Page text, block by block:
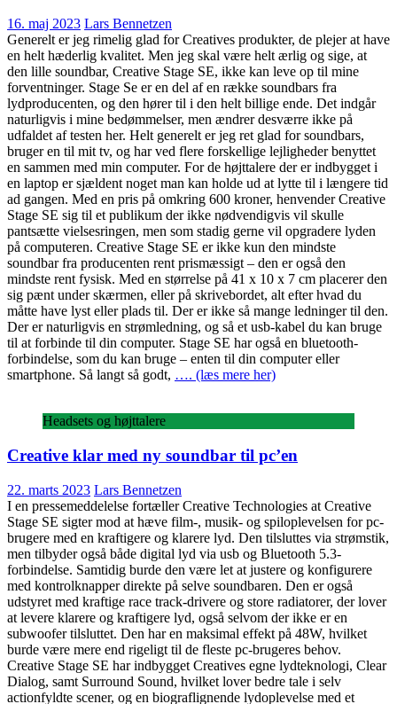
16. maj 2023 Lars Bennetzen
Generelt er jeg rimelig glad for Creatives produkter, de plejer at have
en helt hæderlig kvalitet. Men jeg skal være helt ærlig og sige, at
den lille soundbar, Creative Stage SE, ikke kan leve op til mine
forventninger. Stage Se er en del af en række soundbars fra
lydproducenten, og den hører til i den helt billige ende. Det indgår
naturligvis i mine bedømmelser, men ændrer desværre ikke på
udfaldet af testen her. Helt generelt er jeg ret glad for soundbars,
bruger en til mit tv, og har ved flere forskellige lejligheder benyttet
en sammen med min computer. For de højttalere der er indbygget i
en laptop er sjældent noget man kan holde ud at lytte til i længere tid
ad gangen. Med en pris på omkring 600 kroner, henvender Creative
Stage SE sig til et publikum der ikke nødvendigvis vil skulle
pantsætte vielsesringen, men som stadig gerne vil opgradere lyden
på computeren. Creative Stage SE er ikke kun den mindste
soundbar fra producenten rent prismæssigt – den er også den
mindste rent fysisk. Med en størrelse på 41 x 10 x 7 cm placerer den
sig pænt under skærmen, eller på skrivebordet, alt efter hvad du
måtte have lyst eller plads til. Der er ikke så mange ledninger til den.
Der er naturligvis en strømledning, og så et usb-kabel du kan bruge
til at forbinde til din computer. Stage SE har også en bluetooth-
forbindelse, som du kan bruge – enten til din computer eller
smartphone. Så langt så godt, …. (læs mere her)
Headsets og højttalere
Creative klar med ny soundbar til pc’en
22. marts 2023 Lars Bennetzen
I en pressemeddelelse fortæller Creative Technologies at Creative
Stage SE sigter mod at hæve film-, musik- og spiloplevelsen for pc-
brugere med en kraftigere og klarere lyd. Den tilsluttes via strømstik,
men tilbyder også både digital lyd via usb og Bluetooth 5.3-
forbindelse. Samtidig burde den være let at justere og konfigurere
med kontrolknapper direkte på selve soundbaren. Den er også
udstyret med kraftige race track-drivere og store radiatorer, der lover
at levere klarere og kraftigere lyd, også selvom der ikke er en
subwoofer tilsluttet. Den har en maksimal effekt på 48W, hvilket
burde være mere end rigeligt til de fleste pc-brugeres behov.
Creative Stage SE har indbygget Creatives egne lydteknologi, Clear
Dialog, samt Surround Sound, hvilket lover bedre tale i selv
actionfyldte scener, og en biograflignende lydoplevelse med et